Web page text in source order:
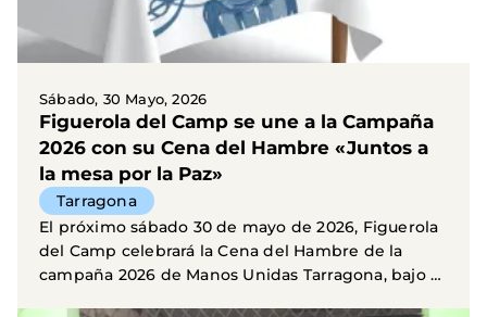
Sábado, 30 Mayo, 2026
Figuerola del Camp se une a la Campaña
2026 con su Cena del Hambre «Juntos a
la mesa por la Paz»
Tarragona
El próximo sábado 30 de mayo de 2026, Figuerola
del Camp celebrará la Cena del Hambre de la
campaña 2026 de Manos Unidas Tarragona, bajo el